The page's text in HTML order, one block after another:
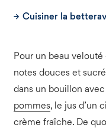
Cuisiner la
Pour un beau velouté
notes douces et
dans un bouillon avec
pommes, le jus d’un
crème fraîche. De